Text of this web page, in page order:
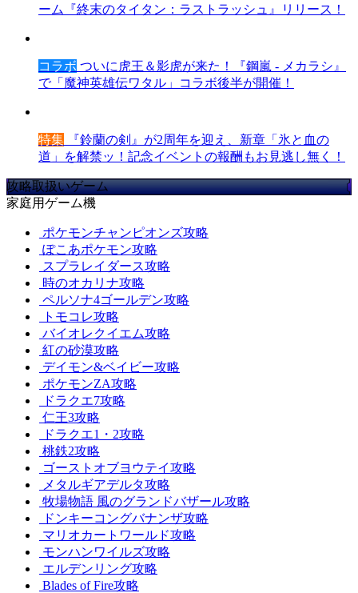
ーム『終末のタイタン：ラストラッシュ』リリース！
コラボ ついに虎王＆影虎が来た！『鋼嵐 - メカラシ』
で「魔神英雄伝ワタル」コラボ後半が開催！
特集 『鈴蘭の剣』が2周年を迎え、新章「氷と血の
道」を解禁ッ！記念イベントの報酬もお見逃し無く！
攻略取扱いゲーム
家庭用ゲーム機
ポケモンチャンピオンズ攻略
ぽこあポケモン攻略
スプラレイダース攻略
時のオカリナ攻略
ペルソナ4ゴールデン攻略
トモコレ攻略
バイオレクイエム攻略
紅の砂漠攻略
デイモン&ベイビー攻略
ポケモンZA攻略
ドラクエ7攻略
仁王3攻略
ドラクエ1・2攻略
桃鉄2攻略
ゴーストオブヨウテイ攻略
メタルギアデルタ攻略
牧場物語 風のグランドバザール攻略
ドンキーコングバナンザ攻略
マリオカートワールド攻略
モンハンワイルズ攻略
エルデンリング攻略
Blades of Fire攻略